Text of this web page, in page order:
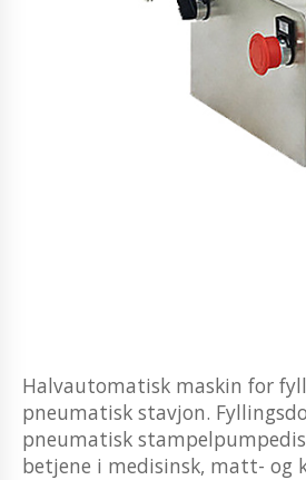
Halvautomatisk maskin for
pneumatisk stavjon.
pneumatisk
betjene i medisinsk, matt- og